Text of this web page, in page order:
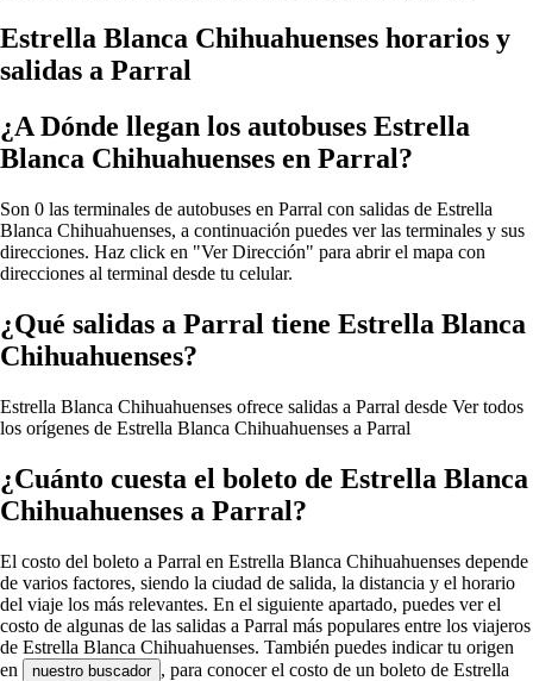
Estrella Blanca Chihuahuenses horarios y
salidas a Parral
¿A Dónde llegan los autobuses Estrella
Blanca Chihuahuenses en Parral?
Son 0 las terminales de autobuses en Parral con salidas de Estrella
Blanca Chihuahuenses, a continuación puedes ver las terminales y sus
direcciones. Haz click en "Ver Dirección" para abrir el mapa con
direcciones al terminal desde tu celular.
¿Qué salidas a Parral tiene Estrella Blanca
Chihuahuenses?
Estrella Blanca Chihuahuenses ofrece salidas a Parral desde Ver todos
los orígenes de Estrella Blanca Chihuahuenses a Parral
¿Cuánto cuesta el boleto de Estrella Blanca
Chihuahuenses a Parral?
El costo del boleto a Parral en Estrella Blanca Chihuahuenses depende
de varios factores, siendo la ciudad de salida, la distancia y el horario
del viaje los más relevantes. En el siguiente apartado, puedes ver el
costo de algunas de las salidas a Parral más populares entre los viajeros
de Estrella Blanca Chihuahuenses. También puedes indicar tu origen
en
nuestro buscador , para conocer el costo de un boleto de Estrella